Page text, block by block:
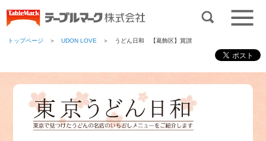
トップページ ＞UDON LOVE ＞ うどん日和 【葛飾区】賞讃